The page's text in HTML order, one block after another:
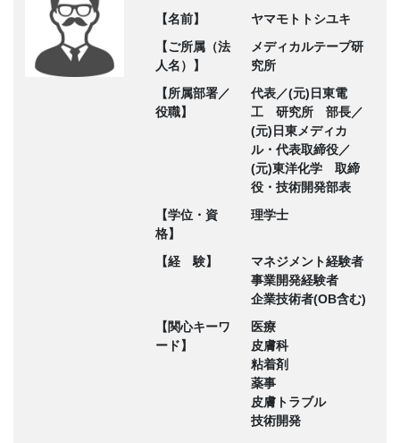
【名前】
ヤマモトトシユキ
【ご所属（法
人名）】
メディカルテープ研
究所
【所属部署／
役職】
代表／(元)日東電
工 研究所 部長／
(元)日東メディカ
ル・代表取締役／
(元)東洋化学 取締
役・技術開発部表
【学位・資
格】
理学士
【経 験】
マネジメント経験者
事業開発経験者
企業技術者(OB含む)
【関心キーワ
ード】
医療
皮膚科
粘着剤
薬事
皮膚トラブル
技術開発